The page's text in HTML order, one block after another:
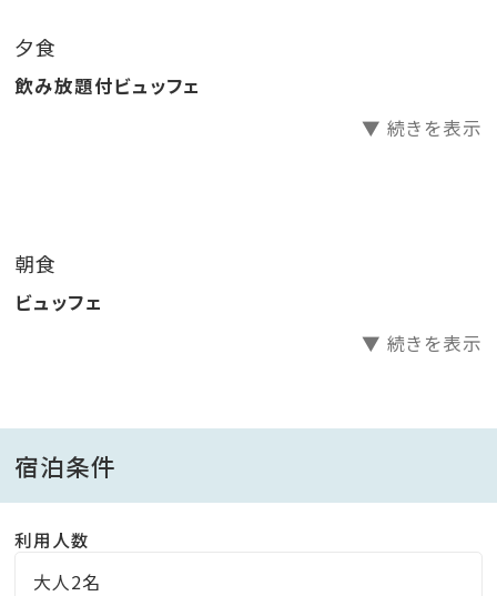
■食事のご案内■
場所：レストラン「ALL DAY DINING THE PULSE」（2
内容：ビュッフェ
※レストランの営業時間および提供方法は予告なく変
■施設・サービスのご案内■
・男女別大浴場（露天風呂有り）
・サウナ、水風呂
夕食
飲み放題付ビュッフェ
▼ 続きを表示
朝食
ビュッフェ
▼ 続きを表示
宿泊条件
利用人数
大人2名